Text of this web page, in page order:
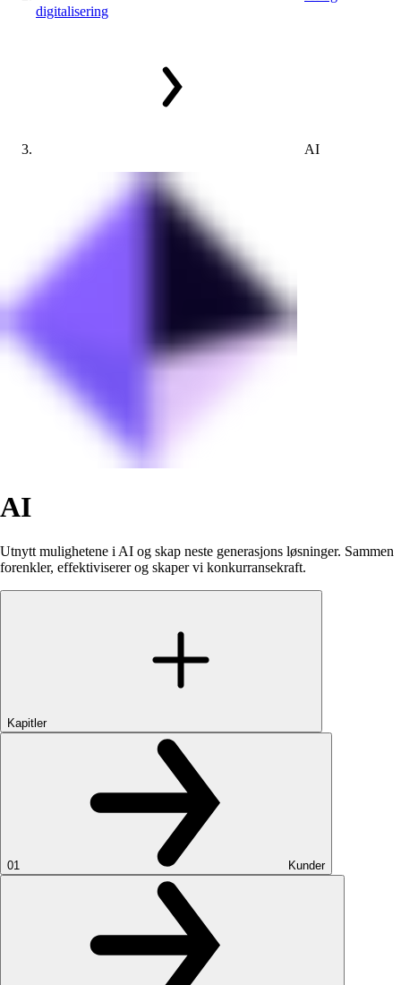
digitalisering
AI
AI
Utnytt mulighetene i AI og skap neste generasjons løsninger. Sammen
forenkler, effektiviserer og skaper vi konkurransekraft.
Kapitler
01 Kunder